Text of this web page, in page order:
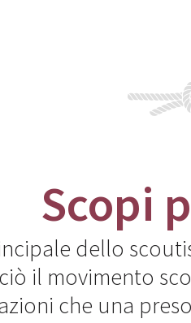
Scopi
dello
il movimento
che una